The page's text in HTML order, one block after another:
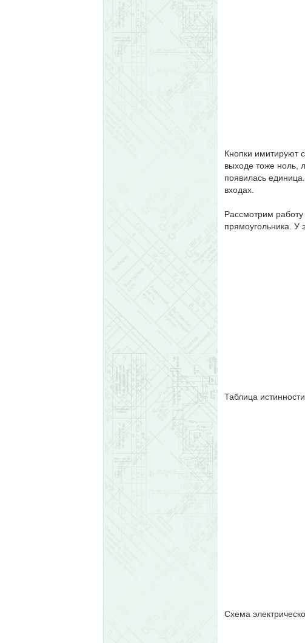
Кнопки имитируют
выходе тоже ноль,
появилась
входах.
Рассмотрим
прямоугольника. У
Таблица
Схема